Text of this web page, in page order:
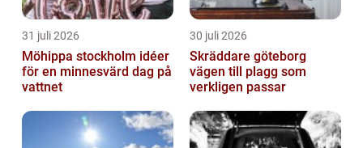
31 juli 2026
Möhippa stockholm idéer
för en minnesvärd dag på
vattnet
30 juli 2026
Skräddare göteborg
vägen till plagg som
verkligen passar